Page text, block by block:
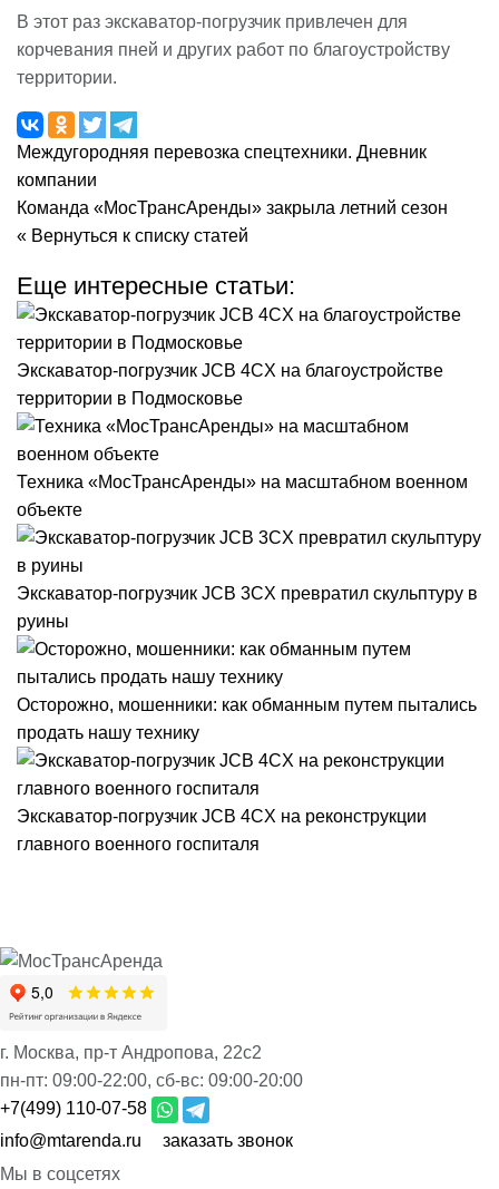
В этот раз экскаватор-погрузчик привлечен для
корчевания пней и других работ по благоустройству
территории.
Междугородняя перевозка спецтехники. Дневник
компании
Команда «МосТрансАренды» закрыла летний сезон
« Вернуться к списку статей
Еще интересные статьи:
Экскаватор-погрузчик JCB 4CX на благоустройстве
территории в Подмосковье
Техника «МосТрансАренды» на масштабном военном
объекте
Экскаватор-погрузчик JCB 3CX превратил скульптуру в
руины
Осторожно, мошенники: как обманным путем пытались
продать нашу технику
Экскаватор-погрузчик JCB 4CX на реконструкции
главного военного госпиталя
г. Москва, пр-т Андропова, 22с2
пн-пт: 09:00-22:00, сб-вс: 09:00-20:00
+7(499) 110-07-58
info@mtarenda.ru
заказать звонок
Мы в соцсетях